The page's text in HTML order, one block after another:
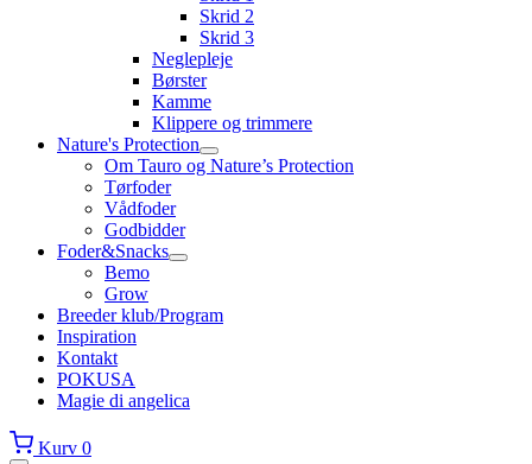
Skrid 2
Skrid 3
Neglepleje
Børster
Kamme
Klippere og trimmere
Nature's Protection
Om Tauro og Nature’s Protection
Tørfoder
Vådfoder
Godbidder
Foder&Snacks
Bemo
Grow
Breeder klub/Program
Inspiration
Kontakt
POKUSA
Magie di angelica
Kurv 0